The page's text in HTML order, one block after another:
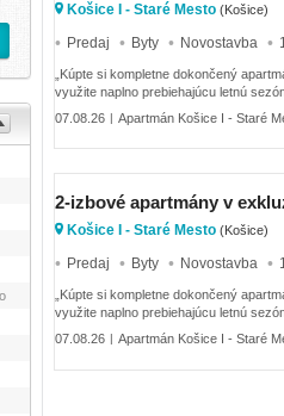
Košice I - Staré Mesto (Košice)
Predaj Byty Novostavba
„Kúpte si kompletne dokončený
využite naplno prebiehajúcu letnú
07.08.26 | Apartmán Košice I - Staré
Košice I - Staré Mesto (Košice)
Predaj Byty Novostavba
„Kúpte si kompletne dokončený
využite naplno prebiehajúcu letnú
07.08.26 | Apartmán Košice I - Staré